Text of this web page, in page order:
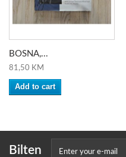
BOSNA,...
81,50 KM
Add to cart
Bilten